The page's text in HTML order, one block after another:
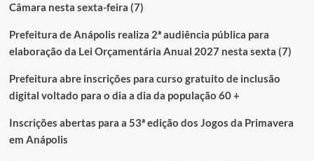
Câmara nesta sexta-feira (7)
Prefeitura de Anápolis realiza 2ª audiência pública para
elaboração da Lei Orçamentária Anual 2027 nesta sexta (7)
Prefeitura abre inscrições para curso gratuito de inclusão
digital voltado para o dia a dia da população 60 +
Inscrições abertas para a 53ª edição dos Jogos da Primavera
em Anápolis